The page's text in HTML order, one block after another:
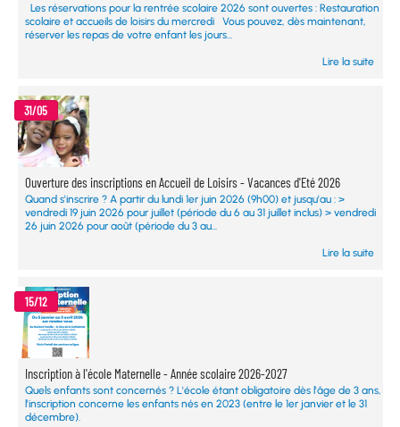
Les réservations pour la rentrée scolaire 2026 sont ouvertes : Restauration
scolaire et accueils de loisirs du mercredi Vous pouvez, dès maintenant,
réserver les repas de votre enfant les jours...
Lire la suite
31/05
Ouverture des inscriptions en Accueil de Loisirs - Vacances d'Eté 2026
Quand s'inscrire ? A partir du lundi 1er juin 2026 (9h00) et jusqu'au : >
vendredi 19 juin 2026 pour juillet (période du 6 au 31 juillet inclus) > vendredi
26 juin 2026 pour août (période du 3 au...
Lire la suite
15/12
Inscription à l'école Maternelle - Année scolaire 2026-2027
Quels enfants sont concernés ? L'école étant obligatoire dès l'âge de 3 ans,
l'inscription concerne les enfants nés en 2023 (entre le 1er janvier et le 31
décembre).